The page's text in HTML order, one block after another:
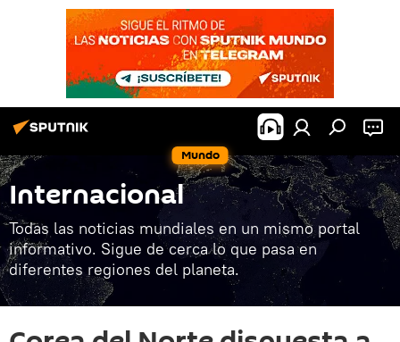
Mundo
Internacional
Todas las noticias mundiales en un mismo portal
informativo. Sigue de cerca lo que pasa en
diferentes regiones del planeta.